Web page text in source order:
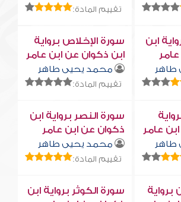
تقييم المادة:
ابن
طاهر
سورة الإخلاص برواية
ابن ذكوان عن ابن عامر
محمد يحيى طاهر
تقييم المادة:
عامر
طاهر
سورة النصر برواية ابن
ذكوان عن ابن عامر
محمد يحيى طاهر
تقييم المادة:
برواية
سورة الكوثر برواية ابن